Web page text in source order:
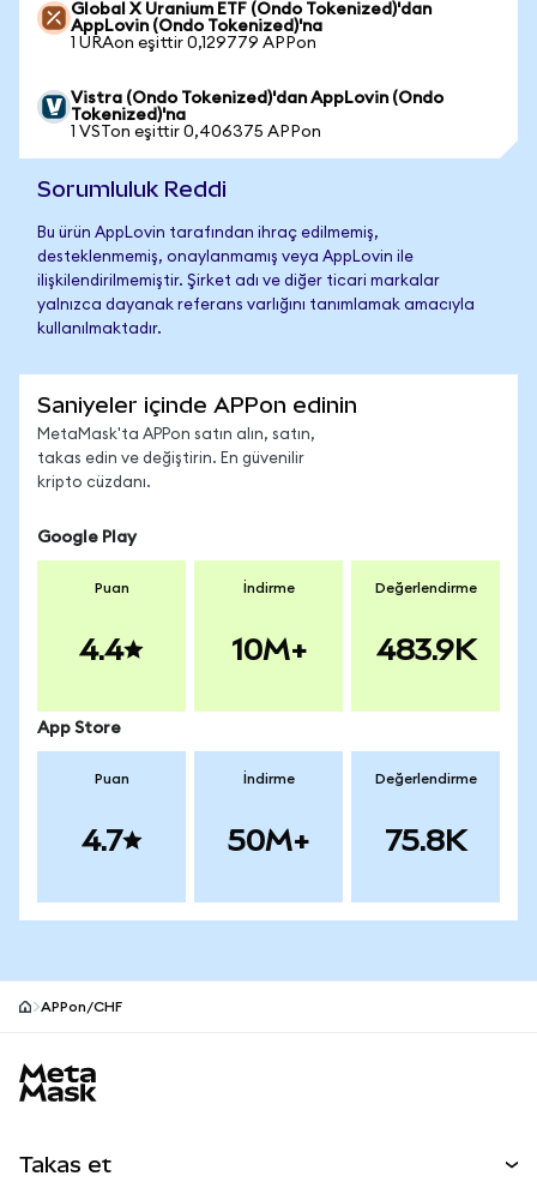
Global X Uranium ETF (Ondo Tokenized)'dan
AppLovin (Ondo Tokenized)'na
1 URAon eşittir 0,129779 APPon
Vistra (Ondo Tokenized)'dan AppLovin (Ondo
Tokenized)'na
1 VSTon eşittir 0,406375 APPon
Sorumluluk Reddi
Bu ürün AppLovin tarafından ihraç edilmemiş,
desteklenmemiş, onaylanmamış veya AppLovin ile
ilişkilendirilmemiştir. Şirket adı ve diğer ticari markalar
yalnızca dayanak referans varlığını tanımlamak amacıyla
kullanılmaktadır.
Saniyeler içinde APPon edinin
MetaMask'ta APPon satın alın, satın,
takas edin ve değiştirin. En güvenilir
kripto cüzdanı.
Google Play
Puan
4.4
İndirme
10M+
Değerlendirme
483.9K
App Store
Puan
4.7
İndirme
50M+
Değerlendirme
75.8K
APPon/CHF
Takas et